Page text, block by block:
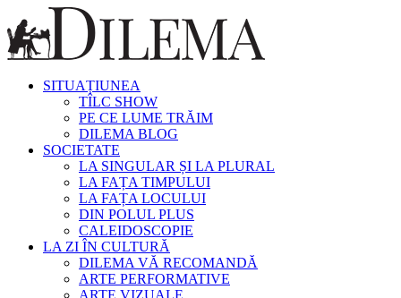
SITUAȚIUNEA
TÎLC SHOW
PE CE LUME TRĂIM
DILEMA BLOG
SOCIETATE
LA SINGULAR ȘI LA PLURAL
LA FAȚA TIMPULUI
LA FAȚA LOCULUI
DIN POLUL PLUS
CALEIDOSCOPIE
LA ZI ÎN CULTURĂ
DILEMA VĂ RECOMANDĂ
ARTE PERFORMATIVE
ARTE VIZUALE